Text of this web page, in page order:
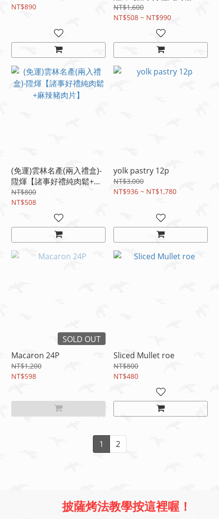
NT$890
辣豬肉片】
NT$1,600
NT$508 ~ NT$990
(免運)雲林名產(兩入禮盒)-
陞煇【諸事好禮純肉鬆+麻
辣豬肉片】
NT$800
NT$508
yolk pastry 12p
NT$3,000
NT$936 ~ NT$1,780
SOLD OUT
Macaron 24P
NT$1,200
NT$598
Sliced Mullet roe
NT$800
NT$480
1 2
披薩烤法教學按這裡喔！